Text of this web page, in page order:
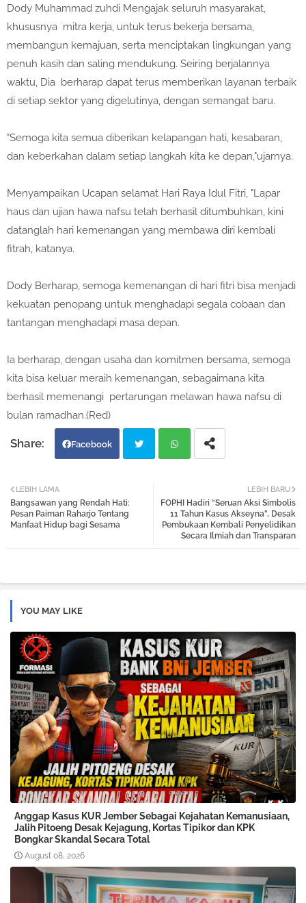
Dody Muhammad zuhdi Mengajak seluruh masyarakat,
khususnya mitra kerja, untuk terus bekerja bersama,
membangun kemajuan, serta menciptakan lingkungan yang
penuh kasih dan saling mendukung. Seiring berjalannya
waktu, Dia berharap dapat terus memberikan layanan terbaik
di setiap sektor yang digelutinya, dengan semangat baru.
"Semoga kita semua diberikan kelapangan hati, kesabaran,
dan keberkahan dalam setiap langkah kita ke depan,"ujarnya.
Menyampaikan Ucapan selamat Hari Raya Idul Fitri, "Lapar
haus dan ujian hawa nafsu telah berhasil ditumbuhkan, kini
datanglah hari kemenangan yang membawa diri kembali
fitrah, katanya.
Dody Berharap, semoga kemenangan di hari fitri bisa menjadi
kekuatan penopang untuk menghadapi segala cobaan dan
tantangan menghadapi masa depan.
Ia berharap, dengan usaha dan komitmen bersama, semoga
kita bisa keluar meraih kemenangan, sebagaimana kita
berhasil memenangi pertarungan melawan hawa nafsu di
bulan ramadhan.(Red)
Facebook
atsa
LEBIH BARU
FOPHI Hadiri “Seruan Aksi Simbolis
11 Tahun Kasus Akseyna”, Desak
Pembukaan Kembali Penyelidikan
Secara Ilmiah dan Transparan
LEBIH LAMA
Bangsawan yang Rendah Hati:
Pesan Paiman Raharjo Tentang
Manfaat Hidup bagi Sesama
YOU MAY LIKE
Anggap Kasus KUR Jember Sebagai Kejahatan Kemanusiaan,
Jalih Pitoeng Desak Kejagung, Kortas Tipikor dan KPK
Bongkar Skandal Secara Total
August 08, 2026